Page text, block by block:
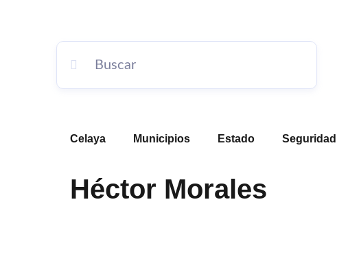
Celaya Municipios Estado Seguridad
Héctor Morales